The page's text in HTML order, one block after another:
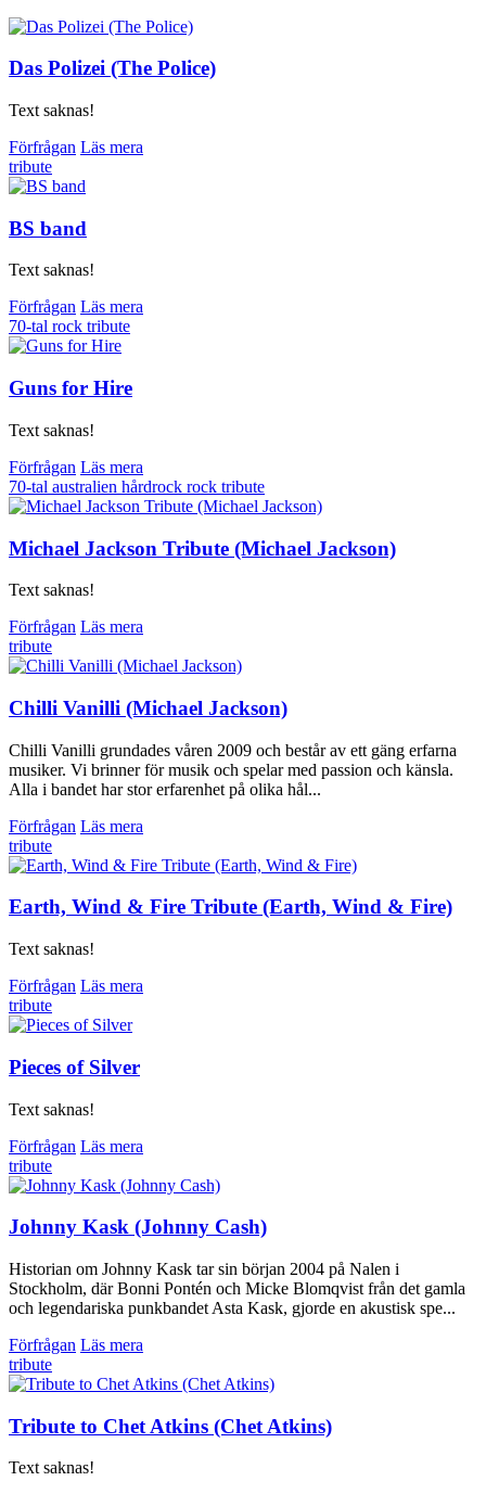
Das Polizei (The Police)
Text saknas!
Förfrågan Läs mera
tribute
BS band
Text saknas!
Förfrågan Läs mera
70-tal rock tribute
Guns for Hire
Text saknas!
Förfrågan Läs mera
70-tal australien hårdrock rock tribute
Michael Jackson Tribute (Michael Jackson)
Text saknas!
Förfrågan Läs mera
tribute
Chilli Vanilli (Michael Jackson)
Chilli Vanilli grundades våren 2009 och består av ett gäng erfarna
musiker. Vi brinner för musik och spelar med passion och känsla.
Alla i bandet har stor erfarenhet på olika hål...
Förfrågan Läs mera
tribute
Earth, Wind & Fire Tribute (Earth, Wind & Fire)
Text saknas!
Förfrågan Läs mera
tribute
Pieces of Silver
Text saknas!
Förfrågan Läs mera
tribute
Johnny Kask (Johnny Cash)
Historian om Johnny Kask tar sin början 2004 på Nalen i
Stockholm, där Bonni Pontén och Micke Blomqvist från det gamla
och legendariska punkbandet Asta Kask, gjorde en akustisk spe...
Förfrågan Läs mera
tribute
Tribute to Chet Atkins (Chet Atkins)
Text saknas!